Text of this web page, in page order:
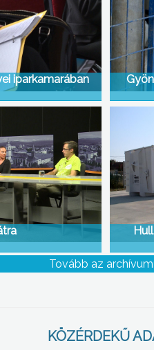
iparkamarában
Tovább az
KÖZÉRDEKŰ